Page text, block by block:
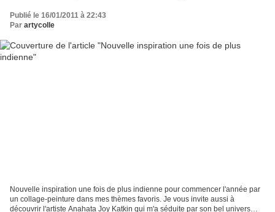
Publié le 16/01/2011 à 22:43
Par artycolle
Nouvelle inspiration une fois de plus indienne pour commencer l'année par
un collage-peinture dans mes thèmes favoris. Je vous invite aussi à
découvrir l'artiste Anahata Joy Katkin qui m'a séduite par son bel univers